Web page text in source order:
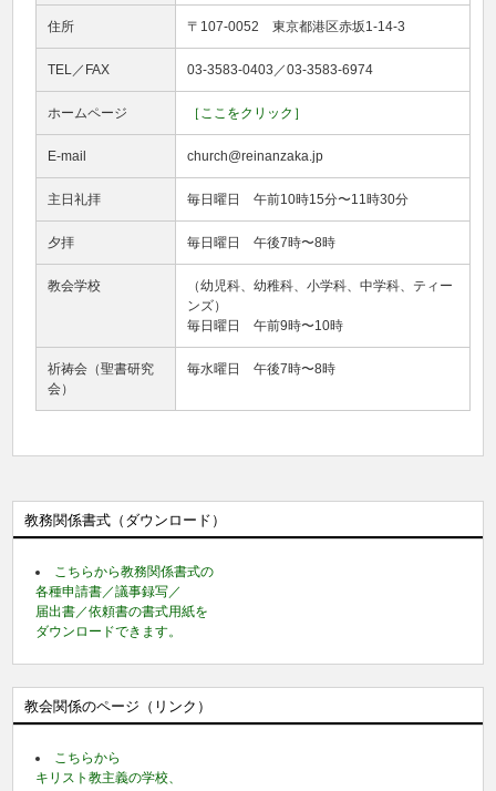
住所 〒107-0052 東京都港区赤坂1-14-3
TEL／FAX 03-3583-0403／03-3583-6974
ホームページ ［ここをクリック］
E-mail church@reinanzaka.jp
主日礼拝 毎日曜日 午前10時15分〜11時30分
夕拝 毎日曜日 午後7時〜8時
教会学校
（幼児科、幼稚科、小学科、中学科、ティー
ンズ）
毎日曜日 午前9時〜10時
祈祷会（聖書研究
会）
毎水曜日 午後7時〜8時
教務関係書式（ダウンロード）
こちらから教務関係書式の
各種申請書／議事録写／
届出書／依頼書の書式用紙を
ダウンロードできます。
教会関係のページ（リンク）
こちらから
キリスト教主義の学校、